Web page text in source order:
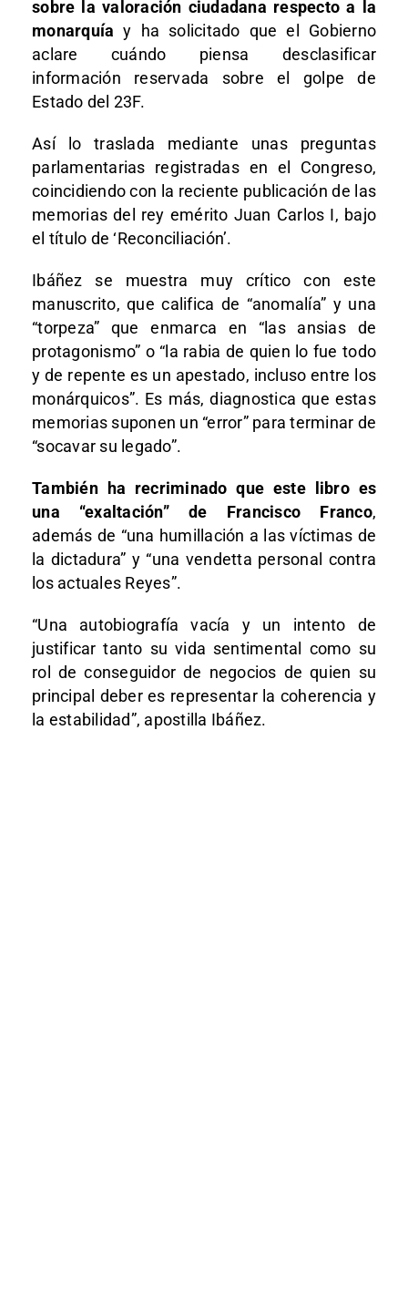
sobre la valoración ciudadana respecto a la
monarquía y ha solicitado que el Gobierno
aclare cuándo piensa desclasificar
información reservada sobre el golpe de
Estado del 23F.
Así lo traslada mediante unas preguntas
parlamentarias registradas en el Congreso,
coincidiendo con la reciente publicación de las
memorias del rey emérito Juan Carlos I, bajo
el título de ‘Reconciliación’.
Ibáñez se muestra muy crítico con este
manuscrito, que califica de “anomalía” y una
“torpeza” que enmarca en “las ansias de
protagonismo” o “la rabia de quien lo fue todo
y de repente es un apestado, incluso entre los
monárquicos”. Es más, diagnostica que estas
memorias suponen un “error” para terminar de
“socavar su legado”.
También ha recriminado que este libro es
una “exaltación” de Francisco Franco,
además de “una humillación a las víctimas de
la dictadura” y “una vendetta personal contra
los actuales Reyes”.
“Una autobiografía vacía y un intento de
justificar tanto su vida sentimental como su
rol de conseguidor de negocios de quien su
principal deber es representar la coherencia y
la estabilidad”, apostilla Ibáñez.